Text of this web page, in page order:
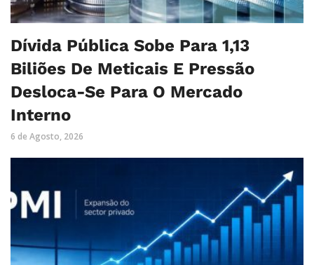
Dívida Pública Sobe Para 1,13
Biliões De Meticais E Pressão
Desloca-Se Para O Mercado
Interno
6 de Agosto, 2026